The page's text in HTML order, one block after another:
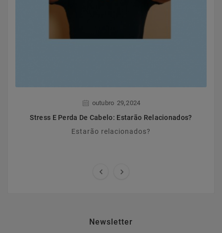
outubro 29, 2024
Stress E Perda De Cabelo: Estarão Relacionados?
Estarão relacionados?
 
Newsletter